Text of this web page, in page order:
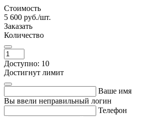
Стоимость
5 600 руб./шт.
Заказать
Количество
Доступно: 10
Достигнут лимит
Ваше имя
Вы ввели неправильный логин
Телефон